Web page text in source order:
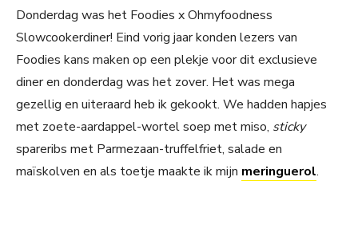
Donderdag was het Foodies x Ohmyfoodness
Slowcookerdiner! Eind vorig jaar konden lezers van
Foodies kans maken op een plekje voor dit exclusieve
diner en donderdag was het zover. Het was mega
gezellig en uiteraard heb ik gekookt. We hadden hapjes
met zoete-aardappel-wortel soep met miso, sticky
spareribs met Parmezaan-truffelfriet, salade en
maïskolven en als toetje maakte ik mijn meringuerol.